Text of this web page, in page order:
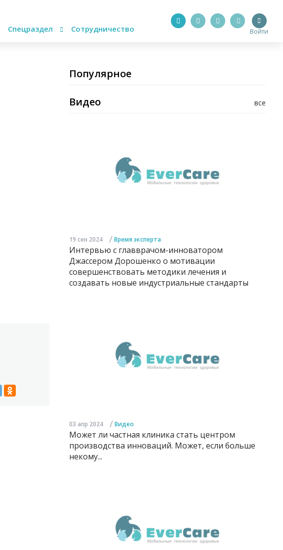
Спецраздел Сотрудничество Войти
Популярное
все
Видео
19 сен 2024 / Время эксперта
Интервью с главврачом-инноватором
Джассером Дорошенко о мотивации
совершенствовать методики лечения и
создавать новые индустриальные стандарты
03 апр 2024 / Видео
Может ли частная клиника стать центром
производства инноваций. Может, если больше
некому...